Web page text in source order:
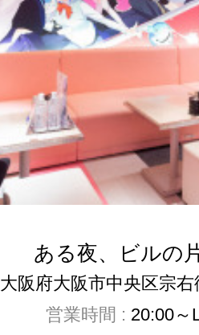
ある夜、ビルの
大阪府大阪市中央区宗右
営業時間 : 20:00～